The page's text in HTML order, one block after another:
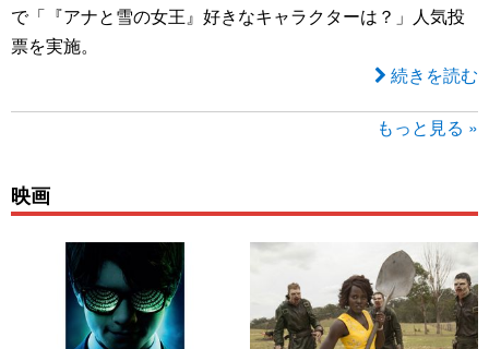
で「『アナと雪の女王』好きなキャラクターは？」人気投
票を実施。
続きを読む
もっと見る »
映画